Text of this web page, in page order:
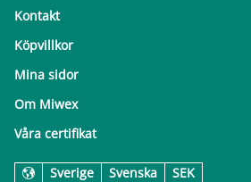
Kontakt
Köpvillkor
Mina sidor
Om Miwex
Våra certifikat
Sverige Svenska SEK